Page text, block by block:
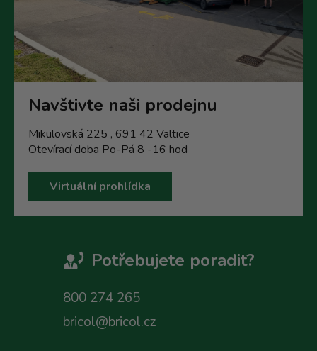
Navštivte naši prodejnu
Mikulovská 225 , 691 42 Valtice
Otevírací doba Po-Pá 8 -16 hod
Virtuální prohlídka
Potřebujete poradit?
800 274 265
bricol@bricol.cz